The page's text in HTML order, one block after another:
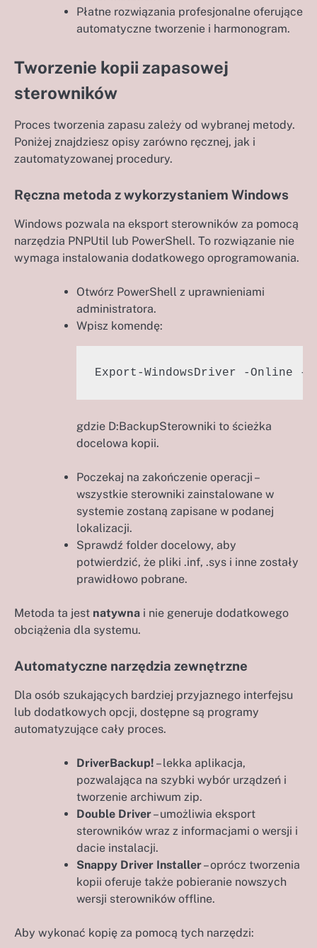
Płatne rozwiązania profesjonalne oferujące
automatyczne tworzenie i harmonogram.
Tworzenie kopii zapasowej
sterowników
Proces tworzenia zapasu zależy od wybranej metody.
Poniżej znajdziesz opisy zarówno ręcznej, jak i
zautomatyzowanej procedury.
Ręczna metoda z wykorzystaniem Windows
Windows pozwala na eksport sterowników za pomocą
narzędzia PNPUtil lub PowerShell. To rozwiązanie nie
wymaga instalowania dodatkowego oprogramowania.
Otwórz PowerShell z uprawnieniami
administratora.
Wpisz komendę:
Export-WindowsDriver -Online -
gdzie D:BackupSterowniki to ścieżka
docelowa kopii.
Poczekaj na zakończenie operacji –
wszystkie sterowniki zainstalowane w
systemie zostaną zapisane w podanej
lokalizacji.
Sprawdź folder docelowy, aby
potwierdzić, że pliki .inf, .sys i inne zostały
prawidłowo pobrane.
Metoda ta jest natywna i nie generuje dodatkowego
obciążenia dla systemu.
Automatyczne narzędzia zewnętrzne
Dla osób szukających bardziej przyjaznego interfejsu
lub dodatkowych opcji, dostępne są programy
automatyzujące cały proces.
DriverBackup! – lekka aplikacja,
pozwalająca na szybki wybór urządzeń i
tworzenie archiwum zip.
Double Driver– umożliwia eksport
sterowników wraz z informacjami o wersji i
dacie instalacji.
Snappy Driver Installer– oprócz tworzenia
kopii oferuje także pobieranie nowszych
wersji sterowników offline.
Aby wykonać kopię za pomocą tych narzędzi: